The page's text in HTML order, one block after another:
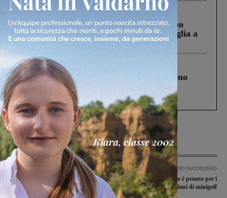
Cronaca 3 Agosto 2026
Scomparso da una struttura di Castiglion
Fiorentino l’uomo che aveva ucciso la figlia a
Levane nel 2020
Cronaca 4 Agosto 2026
Un anno fa la strage in A1 in cui morirono
Gianni, Giulia e Franco. Lo schianto, il
processo, lo stop ai sorpassi fra tir....
Articolo precedente
Cup: sistema informatico in tilt da
questa mattina in provincia di Arezzo
Articolo successivo
A San Cipriano tutto è pronto per i
campionati italiani di minigolf